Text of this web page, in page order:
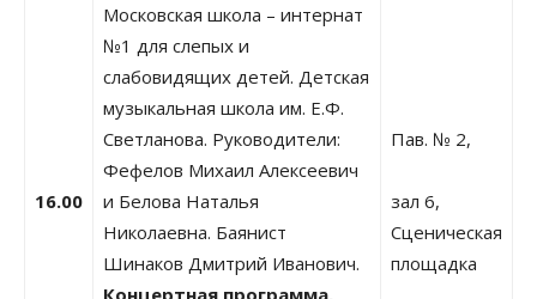
16.00
Московская школа – интернат
№1 для слепых и
слабовидящих детей. Детская
музыкальная школа им. Е.Ф.
Светланова. Руководители:
Фефелов Михаил Алексеевич
и Белова Наталья
Николаевна. Баянист
Шинаков Дмитрий Иванович.
Концертная программа,
Пав. № 2,
зал 6,
Сценическая
площадка